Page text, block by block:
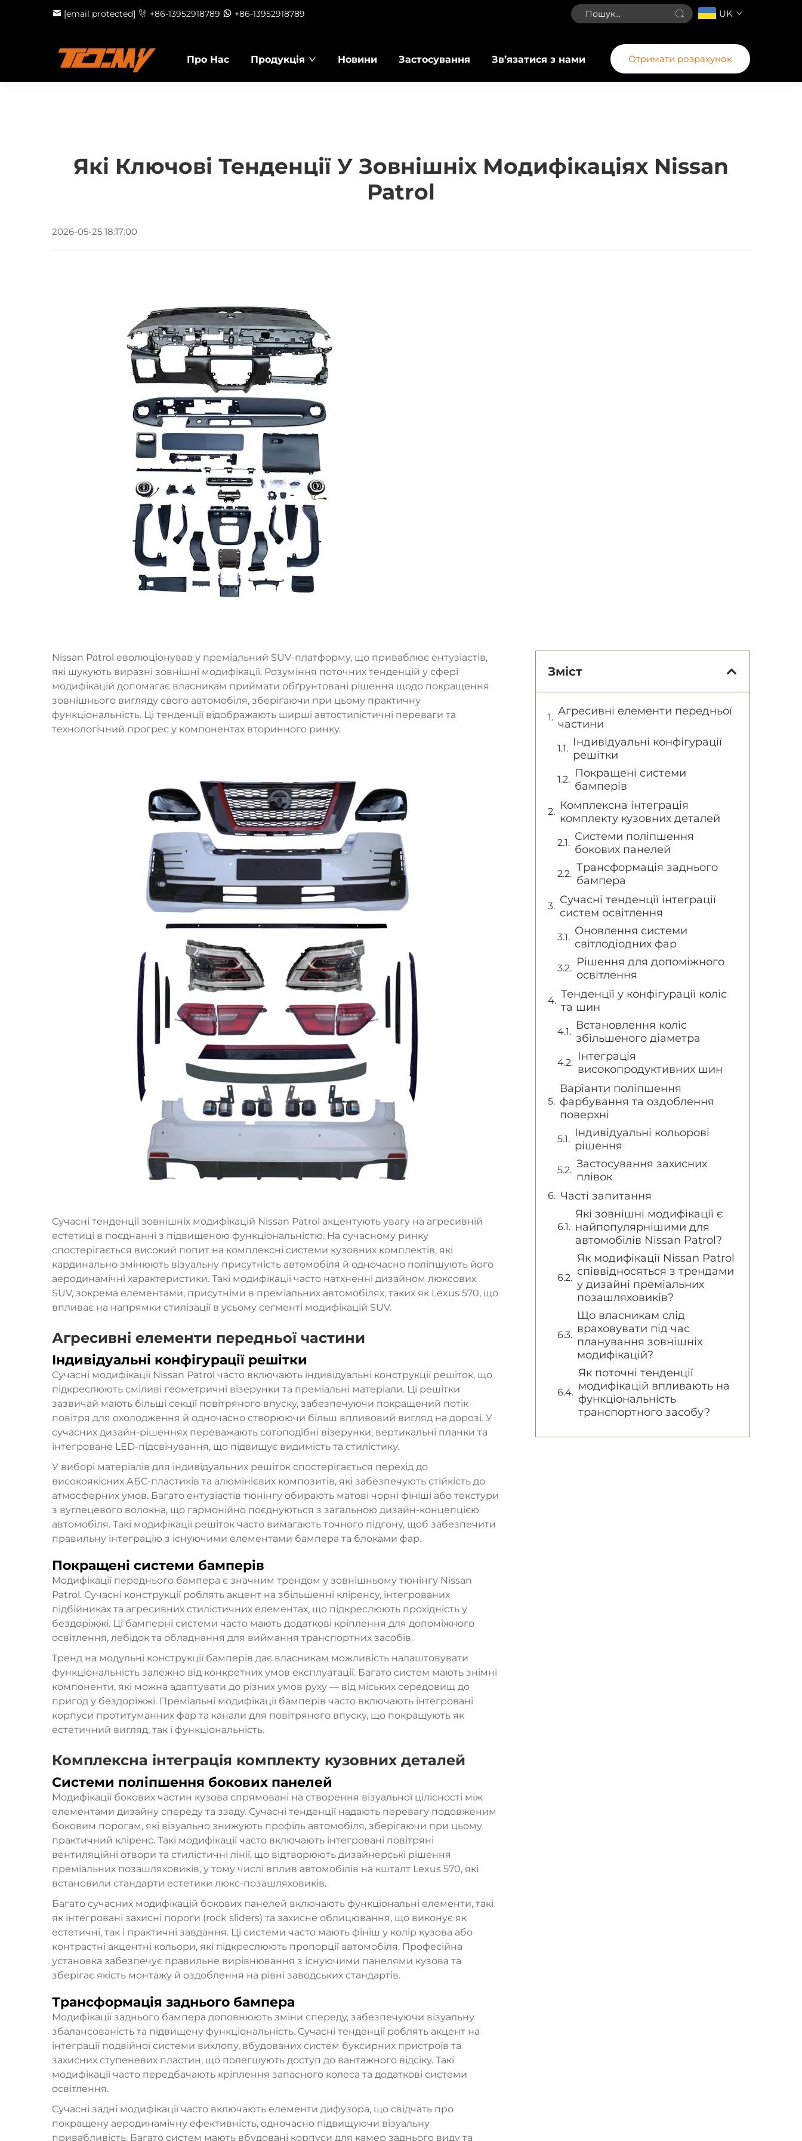
[email protected] +86-13952918789 +86-13952918789 UK
Про Нас Продукція Новини Застосування Зв’язатися з нами Отримати розрахунок
Які Ключові Тенденції У Зовнішніх Модифікаціях Nissan
Patrol
2026-05-25 18:17:00
Nissan Patrol еволюціонував у преміальний SUV-платформу, що приваблює ентузіастів,
які шукують виразні зовнішні модифікації. Розуміння поточних тенденцій у сфері
модифікацій допомагає власникам приймати обґрунтовані рішення щодо покращення
зовнішнього вигляду свого автомобіля, зберігаючи при цьому практичну
функціональність. Ці тенденції відображають ширші автостилістичні переваги та
технологічний прогрес у компонентах вторинного ринку.
Сучасні тенденції зовнішніх модифікацій Nissan Patrol акцентують увагу на агресивній
естетиці в поєднанні з підвищеною функціональністю. На сучасному ринку
спостерігається високий попит на комплексні системи кузовних комплектів, які
кардинально змінюють візуальну присутність автомобіля й одночасно поліпшують його
аеродинамічні характеристики. Такі модифікації часто натхненні дизайном люксових
SUV, зокрема елементами, присутніми в преміальних автомобілях, таких як Lexus 570, що
впливає на напрямки стилізації в усьому сегменті модифікацій SUV.
Агресивні елементи передньої частини
Індивідуальні конфігурації решітки
Сучасні модифікації Nissan Patrol часто включають індивідуальні конструкції решіток, що
підкреслюють сміливі геометричні візерунки та преміальні матеріали. Ці решітки
зазвичай мають більші секції повітряного впуску, забезпечуючи покращений потік
повітря для охолодження й одночасно створюючи більш впливовий вигляд на дорозі. У
сучасних дизайн-рішеннях переважають сотоподібні візерунки, вертикальні планки та
інтегроване LED-підсвічування, що підвищує видимість та стилістику.
У виборі матеріалів для індивідуальних решіток спостерігається перехід до
високоякісних АБС-пластиків та алюмінієвих композитів, які забезпечують стійкість до
атмосферних умов. Багато ентузіастів тюнінгу обирають матові чорні фініші або текстури
з вуглецевого волокна, що гармонійно поєднуються з загальною дизайн-концепцією
автомобіля. Такі модифікації решіток часто вимагають точного підгону, щоб забезпечити
правильну інтеграцію з існуючими елементами бампера та блоками фар.
Покращені системи бамперів
Модифікації переднього бампера є значним трендом у зовнішньому тюнінгу Nissan
Patrol. Сучасні конструкції роблять акцент на збільшенні кліренсу, інтегрованих
підбійниках та агресивних стилістичних елементах, що підкреслюють прохідність у
бездоріжжі. Ці бамперні системи часто мають додаткові кріплення для допоміжного
освітлення, лебідок та обладнання для виймання транспортних засобів.
Тренд на модульні конструкції бамперів дає власникам можливість налаштовувати
функціональність залежно від конкретних умов експлуатації. Багато систем мають знімні
компоненти, які можна адаптувати до різних умов руху — від міських середовищ до
пригод у бездоріжжі. Преміальні модифікації бамперів часто включають інтегровані
корпуси протитуманних фар та канали для повітряного впуску, що покращують як
естетичний вигляд, так і функціональність.
Комплексна інтеграція комплекту кузовних деталей
Системи поліпшення бокових панелей
Модифікації бокових частин кузова спрямовані на створення візуальної цілісності між
елементами дизайну спереду та ззаду. Сучасні тенденції надають перевагу подовженим
боковим порогам, які візуально знижують профіль автомобіля, зберігаючи при цьому
практичний кліренс. Такі модифікації часто включають інтегровані повітряні
вентиляційні отвори та стилістичні лінії, що відтворюють дизайнерські рішення
преміальних позашляховиків, у тому числі вплив автомобілів на кшталт Lexus 570, які
встановили стандарти естетики люкс-позашляховиків.
Багато сучасних модифікацій бокових панелей включають функціональні елементи, такі
як інтегровані захисні пороги (rock sliders) та захисне облицювання, що виконує як
естетичні, так і практичні завдання. Ці системи часто мають фініш у колір кузова або
контрастні акцентні кольори, які підкреслюють пропорції автомобіля. Професійна
установка забезпечує правильне вирівнювання з існуючими панелями кузова та
зберігає якість монтажу й оздоблення на рівні заводських стандартів.
Трансформація заднього бампера
Модифікації заднього бампера доповнюють зміни спереду, забезпечуючи візуальну
збалансованість та підвищену функціональність. Сучасні тенденції роблять акцент на
інтеграції подвійної системи вихлопу, вбудованих систем буксирних пристроїв та
захисних ступеневих пластин, що полегшують доступ до вантажного відсіку. Такі
модифікації часто передбачають кріплення запасного колеса та додаткові системи
освітлення.
Сучасні задні модифікації часто включають елементи дифузора, що свідчать про
покращену аеродинамічну ефективність, одночасно підвищуючи візуальну
привабливість. Багато систем мають вбудовані корпуси для камер заднього виду та
Зміст
Агресивні елементи передньої
частини
Індивідуальні конфігурації
решітки
Покращені системи
бамперів
Комплексна інтеграція
комплекту кузовних деталей
Системи поліпшення
бокових панелей
Трансформація заднього
бампера
Сучасні тенденції інтеграції
систем освітлення
Оновлення системи
світлодіодних фар
Рішення для допоміжного
освітлення
Тенденції у конфігурації коліс
та шин
Встановлення коліс
збільшеного діаметра
Інтеграція
високопродуктивних шин
Варіанти поліпшення
фарбування та оздоблення
поверхні
Індивідуальні кольорові
рішення
Застосування захисних
плівок
Часті запитання
Які зовнішні модифікації є
найпопулярнішими для
автомобілів Nissan Patrol?
Як модифікації Nissan Patrol
співвідносяться з трендами
у дизайні преміальних
позашляховиків?
Що власникам слід
враховувати під час
планування зовнішніх
модифікацій?
Як поточні тенденції
модифікацій впливають на
функціональність
транспортного засобу?